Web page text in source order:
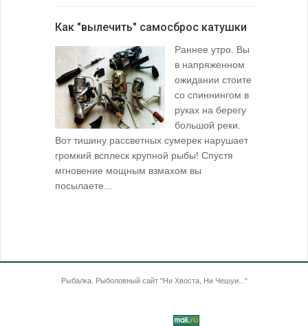
Как "вылечить" самосброс катушки
Раннее утро. Вы
в напряженном
ожидании стоите
со спиннингом в
руках на берегу
большой реки.
Вот тишину рассветных сумерек нарушает
громкий всплеск крупной рыбы! Спустя
мгновение мощным взмахом вы
посылаете...
Рыбалка. Рыболовный сайт "Ни Хвоста, Ни Чешуи..."